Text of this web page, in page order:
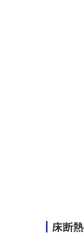
床断熱